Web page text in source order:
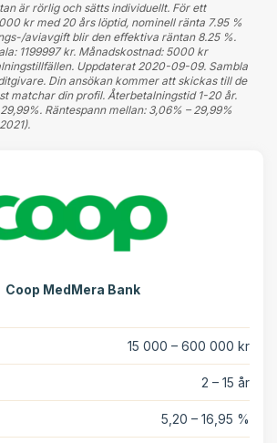
är rörlig och sätts individuellt. För ett
kr med 20 års löptid, nominell ränta 7.95 %
aviavgift blir den effektiva räntan 8.25 %.
1199997 kr. Månadskostnad: 5000 kr
Uppdaterat 2020-09-09. Sambla
Din ansökan kommer att skickas till de
matchar din profil. Återbetalningstid 1-20 år.
Räntespann mellan: 3,06% – 29,99%
Coop MedMera Bank
15 000 – 600 000 kr
2 – 15 år
5,20 – 16,95 %